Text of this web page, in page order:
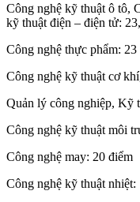
Công nghệ kỹ thuật ô tô,
kỹ thuật điện – điện tử:
Công nghệ thực phẩm: 23
Công nghệ kỹ thuật cơ
Quản lý công nghiệp, Kỹ
Công nghệ kỹ thuật môi
Công nghệ may: 20 điểm
Công nghệ kỹ thuật nhiệt: